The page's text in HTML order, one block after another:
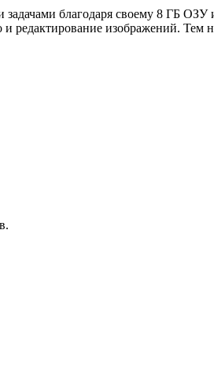
задачами благодаря своему 8 ГБ
редактирование изображений.